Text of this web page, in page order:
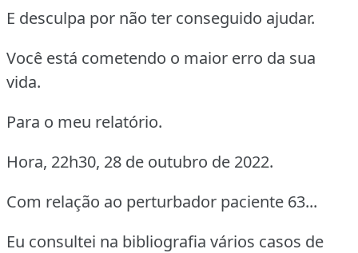
E desculpa por não ter conseguido ajudar.
Você está cometendo o maior erro da sua
vida.
Para o meu relatório.
Hora, 22h30, 28 de outubro de 2022.
Com relação ao perturbador paciente 63...
Eu consultei na bibliografia vários casos de